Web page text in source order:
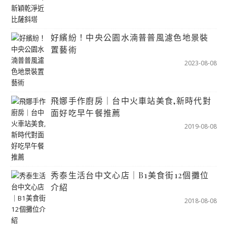
好繽紛！中央公園水湳普普風濾色地景裝
置藝術
2023-08-08
飛娜手作廚房｜台中火車站美食,新時代對
面好吃早午餐推薦
2019-08-08
秀泰生活台中文心店｜B1美食街12個攤位
介紹
2018-08-08